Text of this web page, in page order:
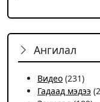
Ангилал
Видео (231)
Гадаад мэдээ